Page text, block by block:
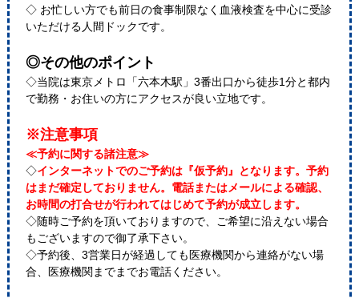
◇ お忙しい方でも前日の食事制限なく血液検査を中心に受診
いただける人間ドックです。
◎その他のポイント
◇当院は東京メトロ「六本木駅」3番出口から徒歩1分と都内
で勤務・お住いの方にアクセスが良い立地です。
※注意事項
≪予約に関する諸注意≫
◇インターネットでのご予約は『仮予約』となります。予約
はまだ確定しておりません。電話またはメールによる確認、
お時間の打合せが行われてはじめて予約が成立します。
◇随時ご予約を頂いておりますので、ご希望に沿えない場合
もございますので御了承下さい。
◇予約後、3営業日が経過しても医療機関から連絡がない場
合、医療機関までまでお電話ください。